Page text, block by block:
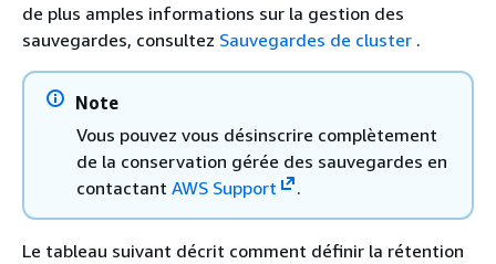
de plus amples informations sur la gestion des
sauvegardes, consultez Sauvegardes de cluster .
Note
Vous pouvez vous désinscrire complètement
de la conservation gérée des sauvegardes en
contactant AWS Support .
Le tableau suivant décrit comment définir la rétention